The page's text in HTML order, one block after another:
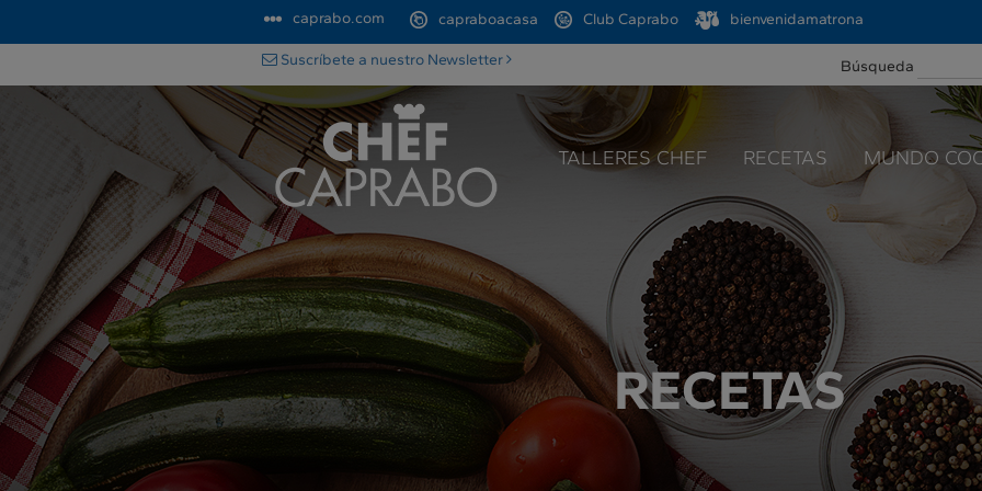
caprabo.com capraboacasa Club Caprabo bienvenidamatrona
Suscríbete a nuestro Newsletter Búsqueda
TALLERES CHEF RECETAS MUNDO
RECETAS